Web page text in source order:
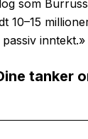
som
10–15
inntekt.»
tanker